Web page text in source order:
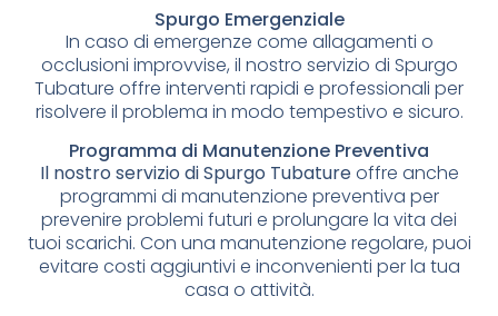
Spurgo Emergenziale
In caso di emergenze come allagamenti o
occlusioni improvvise, il nostro servizio di Spurgo
Tubature offre interventi rapidi e professionali per
risolvere il problema in modo tempestivo e sicuro.
Programma di Manutenzione Preventiva
Il nostro servizio di Spurgo Tubatureoffre anche
programmi di manutenzione preventiva per
prevenire problemi futuri e prolungare la vita dei
tuoi scarichi. Con una manutenzione regolare, puoi
evitare costi aggiuntivi e inconvenienti per la tua
casa o attività.